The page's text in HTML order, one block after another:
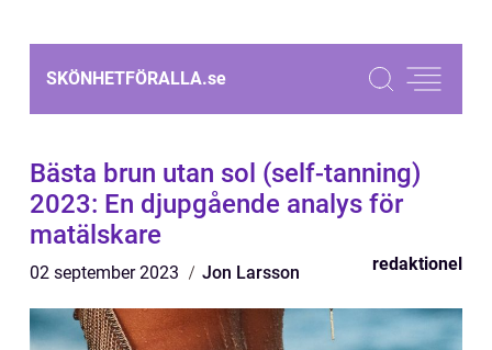
SKÖNHETFÖRALLA.se
Bästa brun utan sol (self-tanning)
2023: En djupgående analys för
matälskare
02 september 2023 Jon Larsson redaktionel